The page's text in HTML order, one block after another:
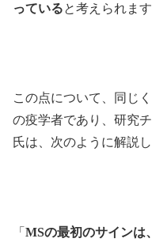
っていると考えられます
この点について、同じく
の疫学者であり、研究
氏は、次のように解説し
「 MSの最初のサインは